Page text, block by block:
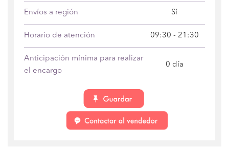
Envíos a región Sí
Horario de atención 09:30 - 21:30
Anticipación mínima para realizar
el encargo
0 día